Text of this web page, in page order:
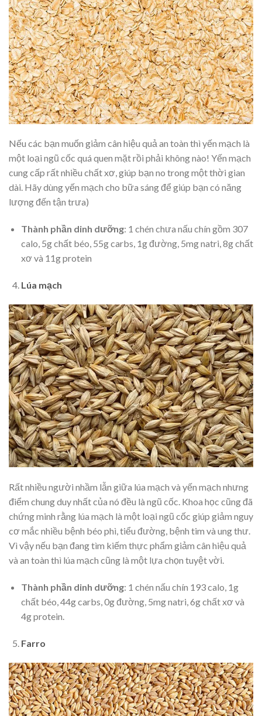
Nếu các bạn muốn giảm cân hiệu quả an toàn thì yến mạch là
một loại ngũ cốc quá quen mặt rồi phải không nào! Yến mạch
cung cấp rất nhiều chất xơ, giúp bạn no trong một thời gian
dài. Hãy dùng yến mạch cho bữa sáng để giúp bạn có năng
lượng đến tận trưa)
Thành phần dinh dưỡng: 1 chén chưa nấu chín gồm 307
calo, 5g chất béo, 55g carbs, 1g đường, 5mg natri, 8g chất
xơ và 11g protein
Lúa mạch
Rất nhiều người nhầm lẫn giữa lúa mạch và yến mạch nhưng
điểm chung duy nhất của nó đều là ngũ cốc. Khoa học cũng đã
chứng minh rằng lúa mạch là một loại ngũ cốc giúp giảm nguy
cơ mắc nhiều bệnh béo phì, tiểu đường, bệnh tim và ung thư.
Vì vậy nếu bạn đang tìm kiếm thực phẩm giảm cân hiệu quả
và an toàn thì lúa mạch cũng là một lựa chọn tuyệt vời.
Thành phần dinh dưỡng: 1 chén nấu chín 193 calo, 1g
chất béo, 44g carbs, 0g đường, 5mg natri, 6g chất xơ và
4g protein.
Farro